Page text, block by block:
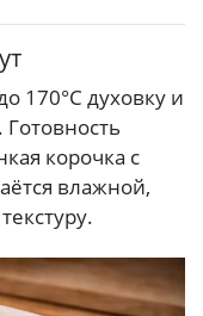
170°C духовку и
корочка с
влажной,